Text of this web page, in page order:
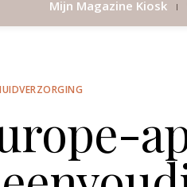
Mijn Magazine Kiosk